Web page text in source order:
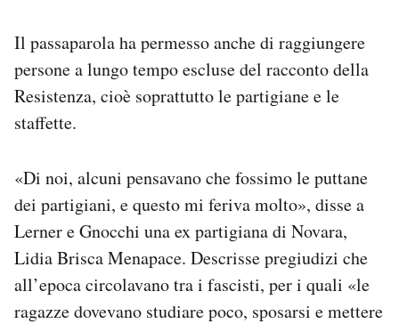
Il passaparola ha permesso anche di raggiungere
persone a lungo tempo escluse del racconto della
Resistenza, cioè soprattutto le partigiane e le
staffette.
«Di noi, alcuni pensavano che fossimo le puttane
dei partigiani, e questo mi feriva molto», disse a
Lerner e Gnocchi una ex partigiana di Novara,
Lidia Brisca Menapace. Descrisse pregiudizi che
all’epoca circolavano tra i fascisti, per i quali «le
ragazze dovevano studiare poco, sposarsi e mettere